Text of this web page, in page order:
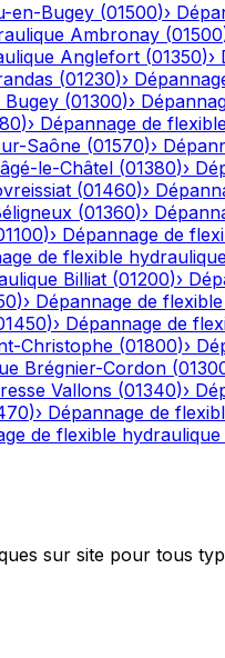
en-Bugey (01500)›
Ambronay (01500
Anglefort (01350)›
(01230)›
(01300)›
)› Dépannage de
Saône (01570)›
le-Châtel (01380)›
(01460)›
(01360)›
)› Dépannage de
de flexible
Billiat (01200)›
)› Dépannage de
)› Dépannage de
Christophe (01800)›
Brégnier-Cordon (
Vallons (01340)›
)› Dépannage de
de flexible hydraulique
sur site pour tous